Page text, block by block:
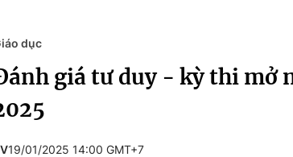
dục
giá tư duy - kỳ thi mở
19/01/2025 14:00 GMT+7